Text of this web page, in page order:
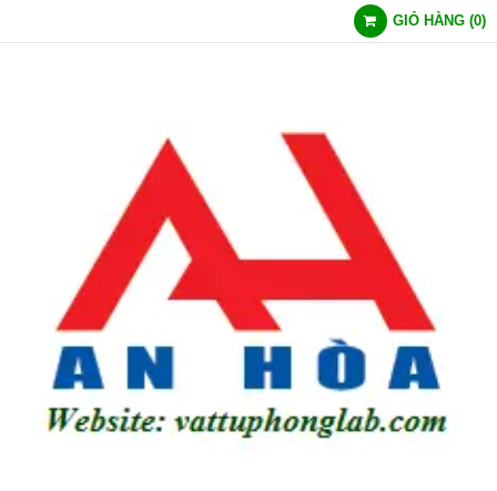
GIỎ HÀNG (0)